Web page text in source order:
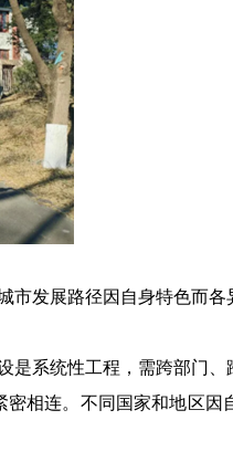
市发展路径因自身特色而
系统性工程，需跨部门
相连。不同国家和地区